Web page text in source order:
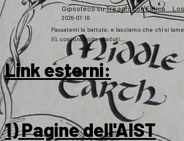
GipsotecosuTre anni con Fatica…
2026-07-10
Passatemi la battuta: e lasciamo che chi si
lì), così una volta scaduti…
Link esterni:
1) Pagine dell'AIST